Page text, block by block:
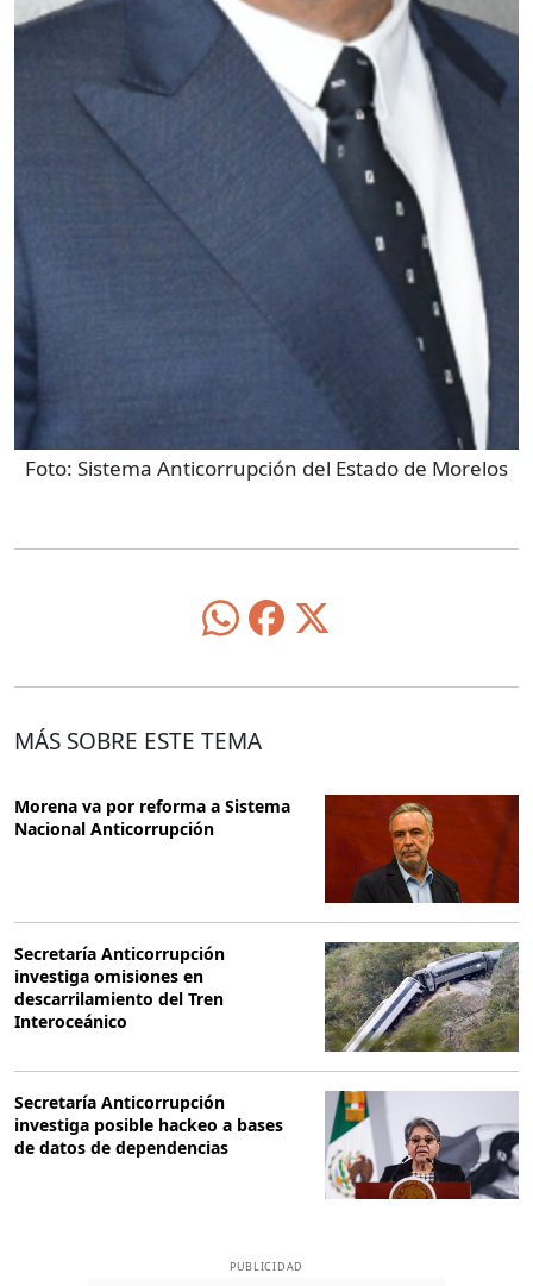
Foto: Sistema Anticorrupción del Estado de Morelos
MÁS SOBRE ESTE TEMA
Morena va por reforma a Sistema
Nacional Anticorrupción
Secretaría Anticorrupción
investiga omisiones en
descarrilamiento del Tren
Interoceánico
Secretaría Anticorrupción
investiga posible hackeo a bases
de datos de dependencias
PUBLICIDAD